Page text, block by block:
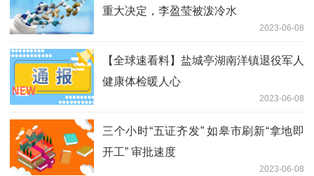
重大决定，李盈莹被泼冷水
2023-06-08
【全球速看料】盐城亭湖南洋镇退役军人
健康体检暖人心
2023-06-08
三个小时“五证齐发” 如皋市刷新“拿地即
开工” 审批速度
2023-06-08